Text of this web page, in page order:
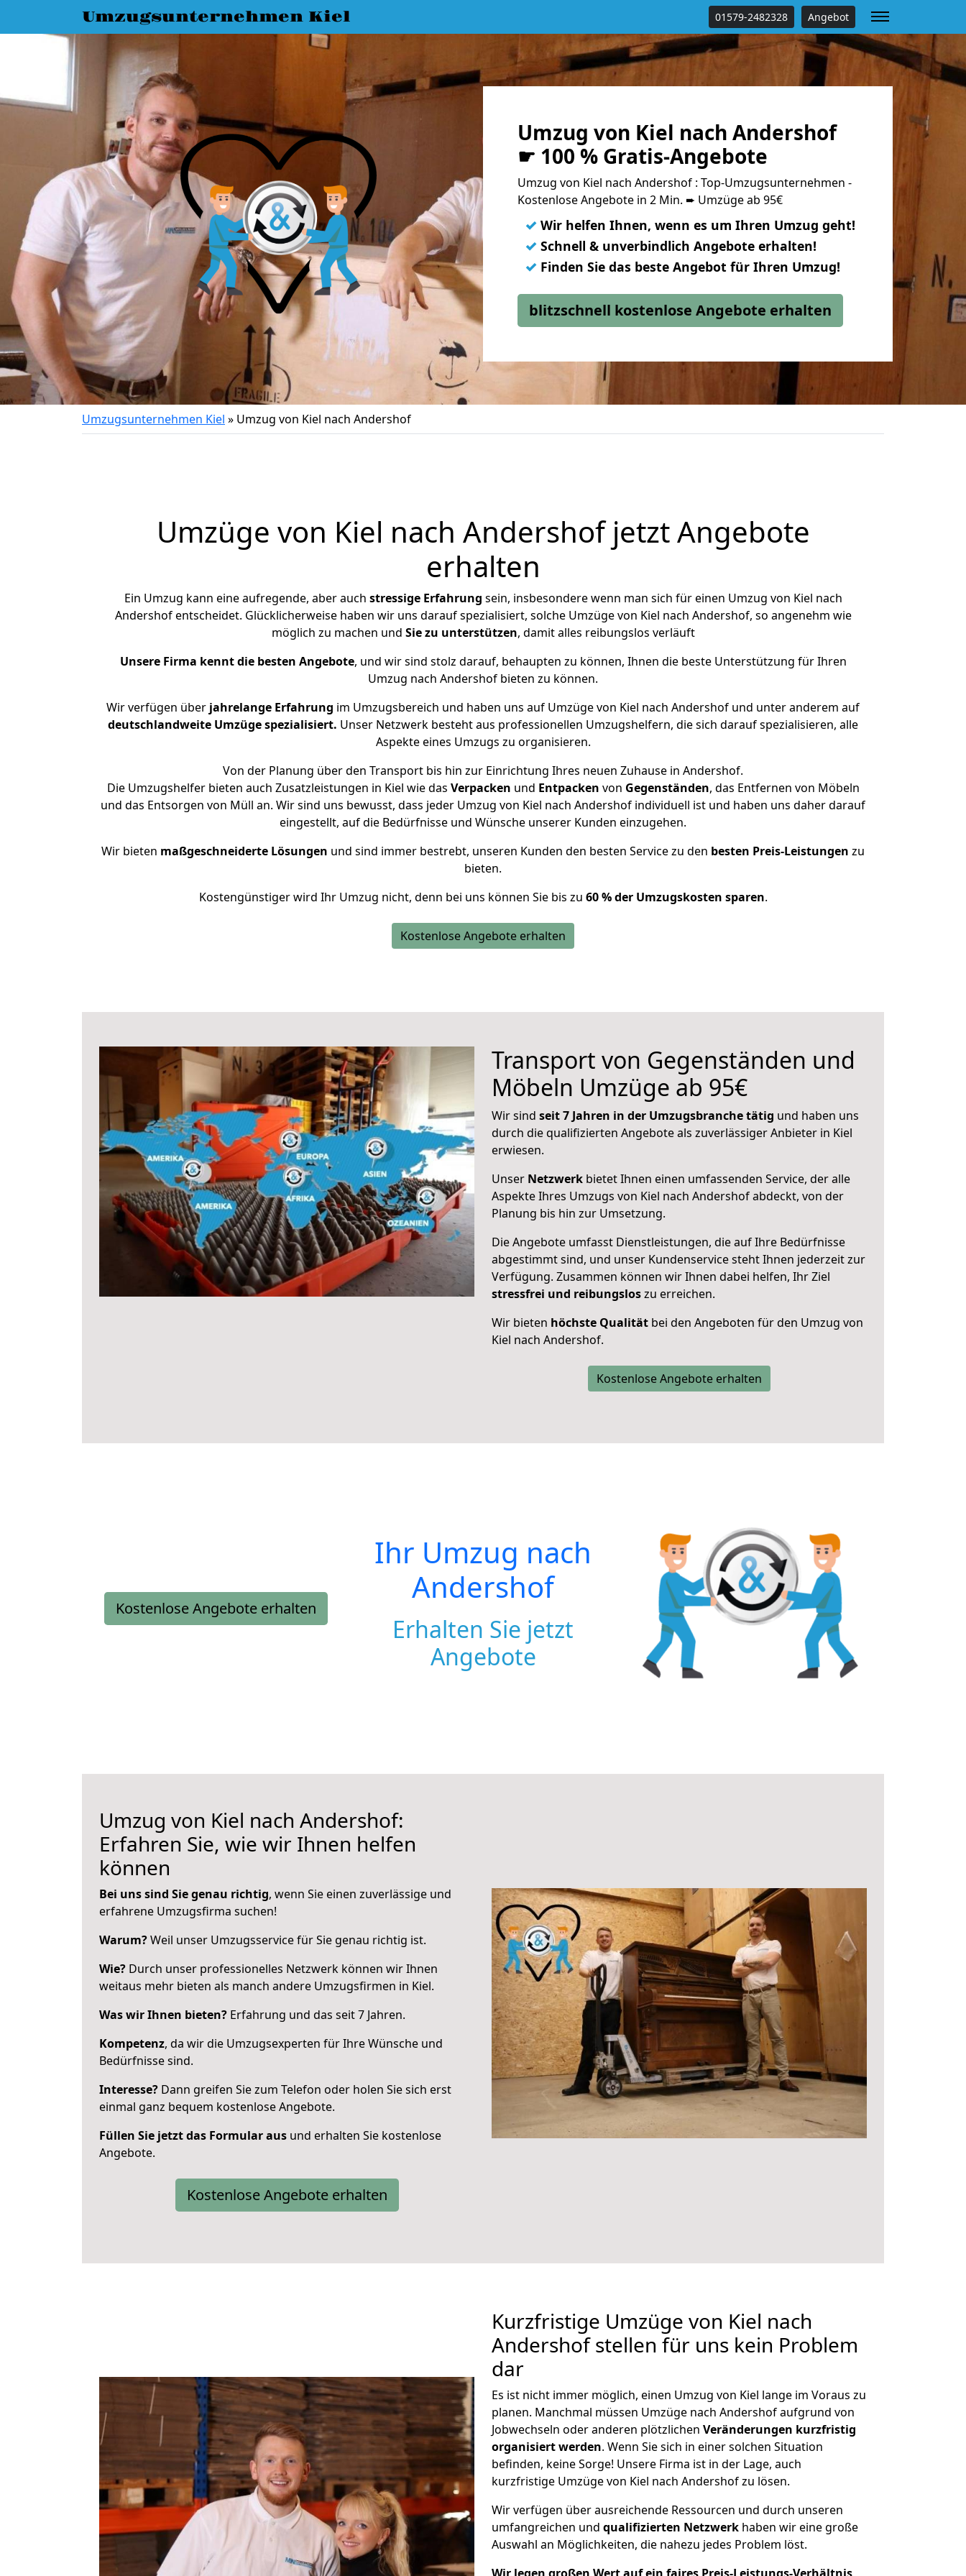
Umzugsunternehmen Kiel 01579-2482328 Angebot
Umzug von Kiel nach Andershof
☛ 100 % Gratis-Angebote
Umzug von Kiel nach Andershof : Top-Umzugsunternehmen -
Kostenlose Angebote in 2 Min. ➨ Umzüge ab 95€
✓ Wir helfen Ihnen, wenn es um Ihren Umzug geht!
✓ Schnell & unverbindlich Angebote erhalten!
✓ Finden Sie das beste Angebot für Ihren Umzug!
blitzschnell kostenlose Angebote erhalten
Umzugsunternehmen Kiel » Umzug von Kiel nach Andershof
Umzüge von Kiel nach Andershof jetzt Angebote
erhalten
Ein Umzug kann eine aufregende, aber auch stressige Erfahrung sein, insbesondere wenn man sich für einen Umzug von Kiel nach
Andershof entscheidet. Glücklicherweise haben wir uns darauf spezialisiert, solche Umzüge von Kiel nach Andershof, so angenehm wie
möglich zu machen und Sie zu unterstützen, damit alles reibungslos verläuft
Unsere Firma kennt die besten Angebote, und wir sind stolz darauf, behaupten zu können, Ihnen die beste Unterstützung für Ihren
Umzug nach Andershof bieten zu können.
Wir verfügen über jahrelange Erfahrung im Umzugsbereich und haben uns auf Umzüge von Kiel nach Andershof und unter anderem auf
deutschlandweite Umzüge spezialisiert. Unser Netzwerk besteht aus professionellen Umzugshelfern, die sich darauf spezialisieren, alle
Aspekte eines Umzugs zu organisieren.
Von der Planung über den Transport bis hin zur Einrichtung Ihres neuen Zuhause in Andershof.
Die Umzugshelfer bieten auch Zusatzleistungen in Kiel wie das Verpacken und Entpacken von Gegenständen, das Entfernen von Möbeln
und das Entsorgen von Müll an. Wir sind uns bewusst, dass jeder Umzug von Kiel nach Andershof individuell ist und haben uns daher darauf
eingestellt, auf die Bedürfnisse und Wünsche unserer Kunden einzugehen.
Wir bieten maßgeschneiderte Lösungen und sind immer bestrebt, unseren Kunden den besten Service zu den besten Preis-Leistungen zu
bieten.
Kostengünstiger wird Ihr Umzug nicht, denn bei uns können Sie bis zu 60 % der Umzugskosten sparen.
Kostenlose Angebote erhalten
Transport von Gegenständen und
Möbeln Umzüge ab 95€
Wir sind seit 7 Jahren in der Umzugsbranche tätig und haben uns
durch die qualifizierten Angebote als zuverlässiger Anbieter in Kiel
erwiesen.
Unser Netzwerk bietet Ihnen einen umfassenden Service, der alle
Aspekte Ihres Umzugs von Kiel nach Andershof abdeckt, von der
Planung bis hin zur Umsetzung.
Die Angebote umfasst Dienstleistungen, die auf Ihre Bedürfnisse
abgestimmt sind, und unser Kundenservice steht Ihnen jederzeit zur
Verfügung. Zusammen können wir Ihnen dabei helfen, Ihr Ziel
stressfrei und reibungsloszu erreichen.
Wir bieten höchste Qualität bei den Angeboten für den Umzug von
Kiel nach Andershof.
Kostenlose Angebote erhalten
Kostenlose Angebote erhalten
Ihr Umzug nach
Andershof
Erhalten Sie jetzt
Angebote
Umzug von Kiel nach Andershof:
Erfahren Sie, wie wir Ihnen helfen
können
Bei uns sind Sie genau richtig, wenn Sie einen zuverlässige und
erfahrene Umzugsfirma suchen!
Warum?Weil unser Umzugsservice für Sie genau richtig ist.
Wie? Durch unser professionelles Netzwerk können wir Ihnen
weitaus mehr bieten als manch andere Umzugsfirmen in Kiel.
Was wir Ihnen bieten? Erfahrung und das seit 7 Jahren.
Kompetenz, da wir die Umzugsexperten für Ihre Wünsche und
Bedürfnisse sind.
Interesse? Dann greifen Sie zum Telefon oder holen Sie sich erst
einmal ganz bequem kostenlose Angebote.
Füllen Sie jetzt das Formular aus und erhalten Sie kostenlose
Angebote.
Kostenlose Angebote erhalten
Kurzfristige Umzüge von Kiel nach
Andershof stellen für uns kein Problem
dar
Es ist nicht immer möglich, einen Umzug von Kiel lange im Voraus zu
planen. Manchmal müssen Umzüge nach Andershof aufgrund von
Jobwechseln oder anderen plötzlichen Veränderungen kurzfristig
organisiert werden. Wenn Sie sich in einer solchen Situation
befinden, keine Sorge! Unsere Firma ist in der Lage, auch
kurzfristige Umzüge von Kiel nach Andershof zu lösen.
Wir verfügen über ausreichende Ressourcen und durch unseren
umfangreichen und qualifizierten Netzwerk haben wir eine große
Auswahl an Möglichkeiten, die nahezu jedes Problem löst.